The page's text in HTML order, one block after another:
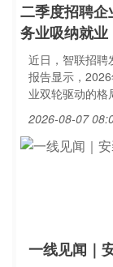
二季度招聘
务业吸纳就业
近日，智联招聘
报告显示，
业双轮驱动的格
2026-08-07
一线见闻｜